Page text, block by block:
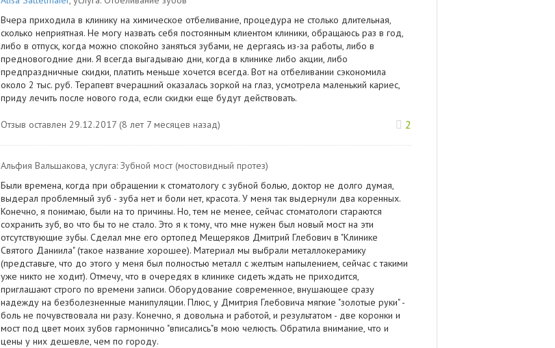
Вчера приходила в клинику на химическое отбеливание, процедура не столько длительная,
сколько неприятная. Не могу назвать себя постоянным клиентом клиники, обращаюсь раз в год,
либо в отпуск, когда можно спокойно заняться зубами, не дергаясь из-за работы, либо в
предновогодние дни. Я всегда выгадываю дни, когда в клинике либо акции, либо
предпраздничные скидки, платить меньше хочется всегда. Вот на отбеливании сэкономила
около 2 тыс. руб. Терапевт вчерашний оказалась зоркой на глаз, усмотрела маленький кариес,
приду лечить после нового года, если скидки еще будут действовать.
Отзыв оставлен 29.12.2017 (8 лет 7 месяцев назад) 2
Альфия Вальшакова, услуга: Зубной мост (мостовидный протез)
Были времена, когда при обращении к стоматологу с зубной болью, доктор не долго думая,
выдерал проблемный зуб - зуба нет и боли нет, красота. У меня так выдернули два коренных.
Конечно, я понимаю, были на то причины. Но, тем не менее, сейчас стоматологи стараются
сохранить зуб, во что бы то не стало. Это я к тому, что мне нужен был новый мост на эти
отсутствующие зубы. Сделал мне его ортопед Мещеряков Дмитрий Глебович в "Клинике
Святого Даниила" (такое название хорошее). Материал мы выбрали металлокерамику
(представьте, что до этого у меня был полностью металл с желтым напылением, сейчас с такими
уже никто не ходит). Отмечу, что в очередях в клинике сидеть ждать не приходится,
приглашают строго по времени записи. Оборудование современное, внушающее сразу
надежду на безболезненные манипуляции. Плюс, у Дмитрия Глебовича мягкие "золотые руки" -
боль не почувствовала ни разу. Конечно, я довольна и работой, и результатом - две коронки и
мост под цвет моих зубов гармонично "вписались"в мою челюсть. Обратила внимание, что и
цены у них дешевле, чем по городу.